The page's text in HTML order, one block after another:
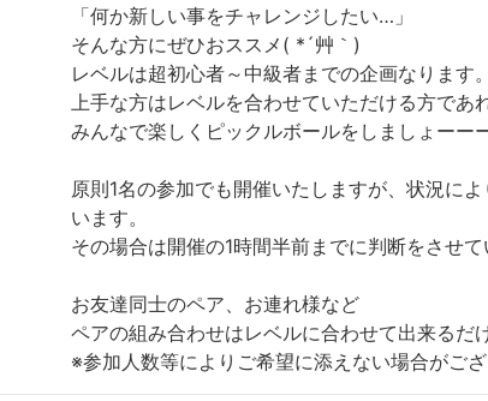
「何か新しい事をチャレンジしたい…」
そんな方にぜひおススメ( *´艸｀)
レベルは超初心者～中級者までの企画なります。
上手な方はレベルを合わせていただける方で
みんなで楽しくピックルボールをしましょーー
原則1名の参加でも開催いたしますが、状況に
います。
その場合は開催の1時間半前までに判断をさせて
お友達同士のペア、お連れ様など
ペアの組み合わせはレベルに合わせて出来るだ
※参加人数等によりご希望に添えない場合がご